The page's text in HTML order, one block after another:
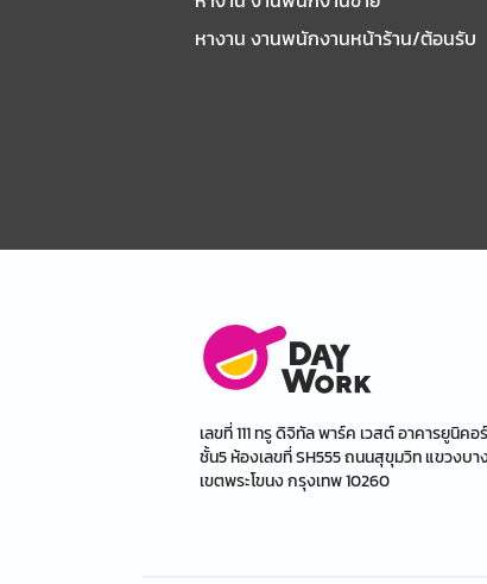
หางาน งานพนักงานหน้าร้าน/ต้อนรับ
เลขที่ 111 ทรู ดิจิทัล พาร์ค เวสต์ อาคารยูนิคอ
ชั้น5 ห้องเลขที่ SH555 ถนนสุขุมวิท แขวงบา
เขตพระโขนง กรุงเทพ 10260